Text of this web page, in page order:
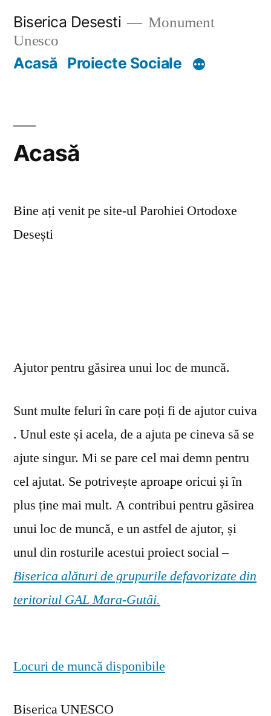
content
Biserica Desesti
Monument
Unesco
Acasă Proiecte Sociale
Acasă
Bine ați venit pe site-ul Parohiei Ortodoxe
Desești
Ajutor pentru găsirea unui loc de muncă.
Sunt multe feluri în care poți fi de ajutor cuiva
. Unul este și acela, de a ajuta pe cineva să se
ajute singur. Mi se pare cel mai demn pentru
cel ajutat. Se potrivește aproape oricui și în
plus ține mai mult. A contribui pentru găsirea
unui loc de muncă, e un astfel de ajutor, și
unul din rosturile acestui proiect social –
Biserica alături de grupurile defavorizate din
teritoriul GAL Mara-Gutâi.
Locuri de muncă disponibile
Biserica UNESCO